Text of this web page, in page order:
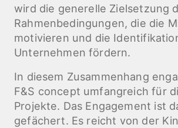
wird die generelle Zielsetzung
Rahmenbedingungen, die die
motivieren und die
Unternehmen fördern.
In diesem Zusammenhang
F&S concept umfangreich für
Projekte. Das Engagement ist
gefächert. Es reicht von der